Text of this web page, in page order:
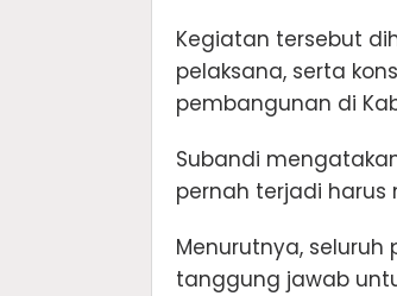
Kegiatan tersebut
pelaksana, serta
pembangunan di
Subandi
pernah terjadi
Menurutnya,
tanggung jawab